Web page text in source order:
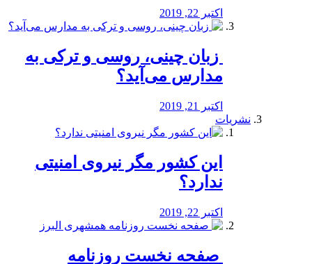
اکتبر 22, 2019
️ زبان چینی، روسی و ترکی به
مدارس می‌آید؟
اکتبر 21, 2019
نشریات
این کشور مگر نیروی امنیتی
ندارد؟
اکتبر 22, 2019
️ صفحه نخست روزنامه‌